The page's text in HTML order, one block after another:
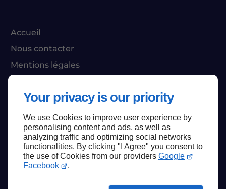
Your privacy is our priority
We use Cookies to improve user experience by
personalising content and ads, as well as
analyzing traffic and optimizing social networks
functionalities. By clicking "I Agree" you consent to
the use of Cookies from our providers Google
Facebook
.
Accueil
Nous contacter
Mentions légales
Haut de page